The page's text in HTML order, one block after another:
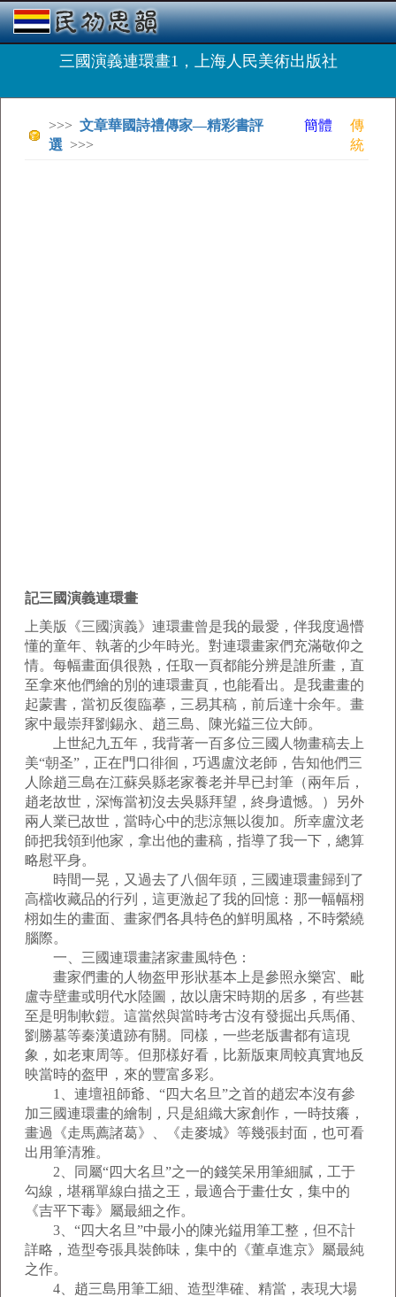
三國演義連環畫1，上海人民美術出版社
>>> 文章華國詩禮傳家—精彩書評
選 >>>
簡體
傳
統
記三國演義連環畫
上美版《三國演義》連環畫曾是我的最愛，伴我度過懵
懂的童年、執著的少年時光。對連環畫家們充滿敬仰之
情。每幅畫面俱很熟，任取一頁都能分辨是誰所畫，直
至拿來他們繪的別的連環畫頁，也能看出。是我畫畫的
起蒙書，當初反復臨摹，三易其稿，前后達十余年。畫
家中最崇拜劉錫永、趙三島、陳光鎰三位大師。
上世紀九五年，我背著一百多位三國人物畫稿去上
美“朝圣”，正在門口徘徊，巧遇盧汶老師，告知他們三
人除趙三島在江蘇吳縣老家養老并早已封筆（兩年后，
趙老故世，深悔當初沒去吳縣拜望，終身遺憾。）另外
兩人業已故世，當時心中的悲涼無以復加。所幸盧汶老
師把我領到他家，拿出他的畫稿，指導了我一下，總算
略慰平身。
時間一晃，又過去了八個年頭，三國連環畫歸到了
高檔收藏品的行列，這更激起了我的回憶：那一幅幅栩
栩如生的畫面、畫家們各具特色的鮮明風格，不時縈繞
腦際。
一、三國連環畫諸家畫風特色：
畫家們畫的人物盔甲形狀基本上是參照永樂宮、毗
盧寺壁畫或明代水陸圖，故以唐宋時期的居多，有些甚
至是明制軟鎧。這當然與當時考古沒有發掘出兵馬俑、
劉勝墓等秦漢遺跡有關。同樣，一些老版書都有這現
象，如老東周等。但那樣好看，比新版東周較真實地反
映當時的盔甲，來的豐富多彩。
1、連壇祖師爺、“四大名旦”之首的趙宏本沒有參
加三國連環畫的繪制，只是組織大家創作，一時技癢，
畫過《走馬薦諸葛》、《走麥城》等幾張封面，也可看
出用筆清雅。
2、同屬“四大名旦”之一的錢笑呆用筆細膩，工于
勾線，堪稱單線白描之王，最適合于畫仕女，集中的
《吉平下毒》屬最細之作。
3、“四大名旦”中最小的陳光鎰用筆工整，但不計
詳略，造型夸張具裝飾味，集中的《董卓進京》屬最純
之作。
4、趙三島用筆工細、造型準確、精當，表現大場